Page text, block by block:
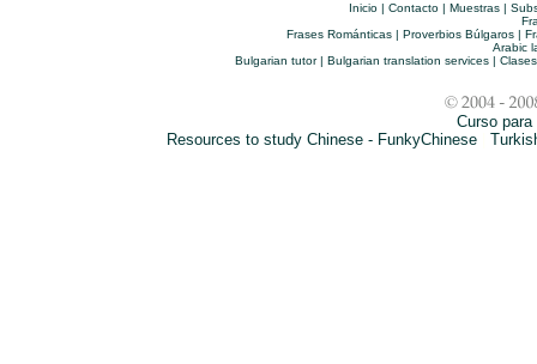
Inicio | Contacto | Muestras |
Frases Románticas | Proverbios Búlgaros |
Arabic
Bulgarian tutor| Bulgarian translation services |
Curso para
Resources to study Chinese - FunkyChinese|